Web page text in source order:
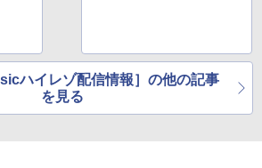
ハイレゾ配信情報］の他の記事
を見る